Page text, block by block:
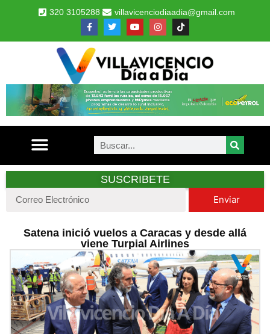
320 3105288 villavicenciodiaadia@gmail.com
SUSCRIBETE
Enviar
Satena inició vuelos a Caracas y desde allá
viene Turpial Airlines